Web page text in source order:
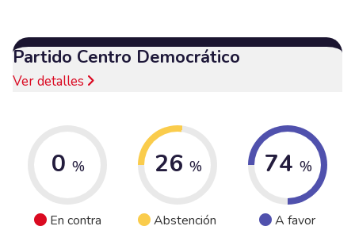
Partido Centro Democrático
Ver detalles
0 %
En contra
26 %
Abstención
74 %
A favor